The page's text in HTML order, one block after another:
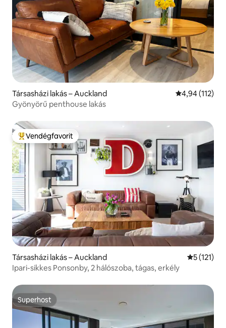
Társasházi lakás – Auckland Átlagos
4,94 (112)
Gyönyörű penthouse lakás
Kiemelt vendégfavorit
Vendégfavorit
Társasházi lakás – Auckland Átlagos
5 (121)
Ipari-sikkes Ponsonby, 2 hálószoba, tágas, erkély
Superhost
Superhost